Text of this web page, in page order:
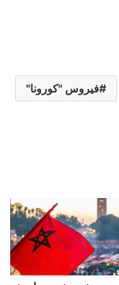
فيروس "كورونا"